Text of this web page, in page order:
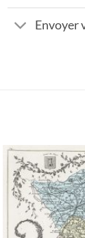
Envoyer